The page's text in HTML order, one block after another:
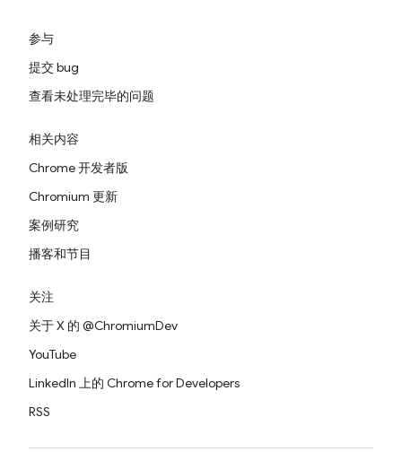
参与
提交 bug
查看未处理完毕的问题
相关内容
Chrome 开发者版
Chromium 更新
案例研究
播客和节目
关注
关于 X 的 @ChromiumDev
YouTube
LinkedIn 上的 Chrome for Developers
RSS